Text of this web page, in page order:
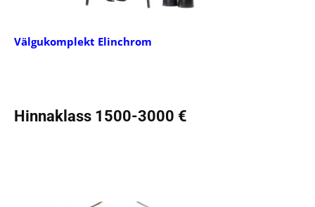
Välgukomplekt Elinchrom
Hinnaklass 1500-3000 €